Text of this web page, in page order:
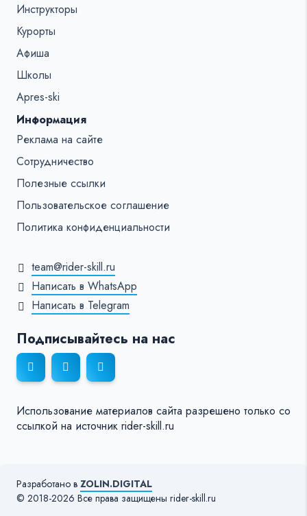
Инструкторы
Курорты
Афиша
Школы
Apres-ski
Информация
Реклама на сайте
Сотрудничество
Полезные ссылки
Пользовательское соглашение
Политика конфиденциальности
team@rider-skill.ru
Написать в WhatsApp
Написать в Telegram
Подписывайтесь на нас
Использование материалов сайта разрешено только со
ссылкой на источник rider-skill.ru
Разработано в ZOLIN.DIGITAL
© 2018-2026 Все права защищены rider-skill.ru